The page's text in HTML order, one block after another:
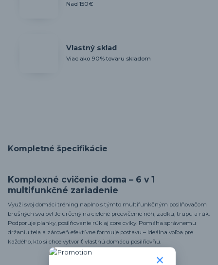
Nad 150€
Vlastný sklad
Viac ako 90% tovaru skladom
Kompletné špecifikácie
Komplexné cvičenie doma – 6 v 1
multifunkčné zariadenie
Využi svoj domáci tréning naplno s týmto multifunkčným posilňovačom
brušných svalov! Je určený na cielené precvičenie nôh, zadku, trupu a rúk.
Podporuje planky, posilňovanie rúk aj core cviky. Pomáha správnemu
držaniu tela a zároveň efektívne formuje postavu – ideálna voľba pre
každého, kto si chce vytvoriť vlastnú domácu posilňovňu.